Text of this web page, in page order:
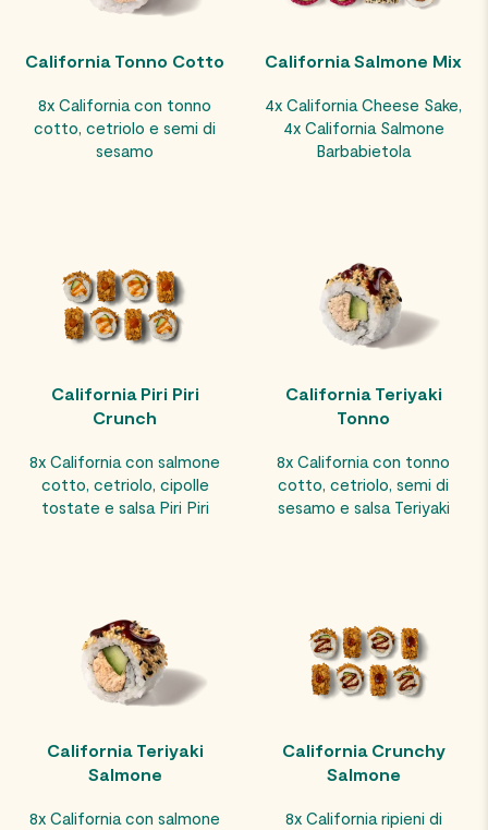
California Tonno Cotto
8x California con tonno
cotto, cetriolo e semi di
sesamo
California Salmone Mix
4x California Cheese Sake,
4x California Salmone
Barbabietola
California Piri Piri
Crunch
8x California con salmone
cotto, cetriolo, cipolle
tostate e salsa Piri Piri
California Teriyaki
Tonno
8x California con tonno
cotto, cetriolo, semi di
sesamo e salsa Teriyaki
California Teriyaki
Salmone
8x California con salmone
California Crunchy
Salmone
8x California ripieni di